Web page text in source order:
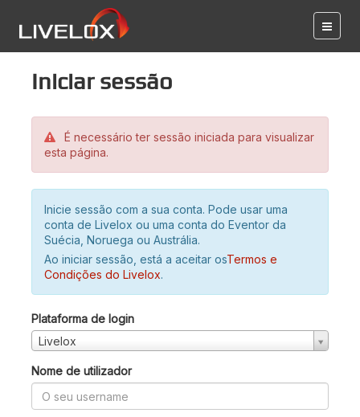
Iniciar sessão
É necessário ter sessão iniciada para visualizar
esta página.
Inicie sessão com a sua conta. Pode usar uma
conta de Livelox ou uma conta do Eventor da
Suécia, Noruega ou Austrália.
Ao iniciar sessão, está a aceitar osTermos e
Condições do Livelox.
Plataforma de login
Livelox
Nome de utilizador